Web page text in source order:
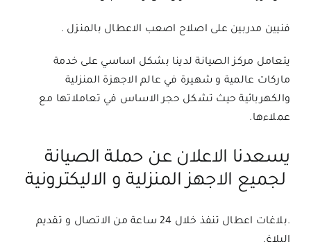
فنيين مدربين على اصلاح اصعب الاعطال بالمنزل .
يتعامل مركز الصيانة لدينا بشكل اساسي على خدمة
ماركات عالمية و شهيرة في عالم الاجهزة المنزلية
والكهربائية حيث تشكل حجر الاساس في تعاملاتها مع
عملاءها.
يسعدنا الاعلان عن حملة الصيانة
لجميع الاجهز المنزلية و الاليكترونية
.بلاغات اعطال تنفذ خلال 24 ساعة من الاتصال و تقديم